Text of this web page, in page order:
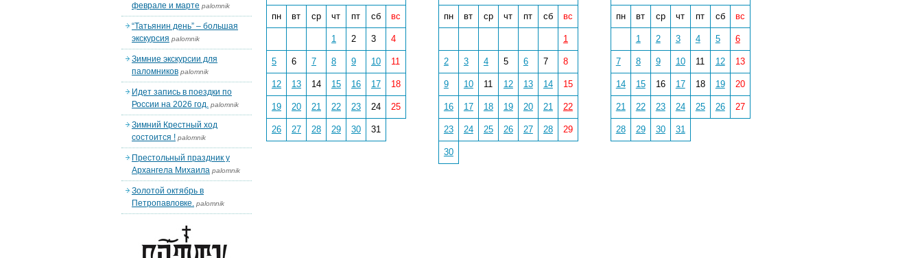
пн вт ср чт пт сб вс
1 2 3 4
5 6 7 8 9 10 11
12 13 14 15 16 17 18
19 20 21 22 23 24 25
26 27 28 29 30 31
пн вт ср чт пт сб вс
1
2 3 4 5 6 7 8
9 10 11 12 13 14 15
16 17 18 19 20 21 22
23 24 25 26 27 28 29
30
пн вт ср чт пт сб вс
1 2 3 4 5 6
7 8 9 10 11 12 13
14 15 16 17 18 19 20
21 22 23 24 25 26 27
28 29 30 31
феврале и марте palomnik
“Татьянин день” – большая
экскурсия palomnik
Зимние экскурсии для
паломников palomnik
Идет запись в поездки по
России на 2026 год. palomnik
Зимний Крестный ход
состоится ! palomnik
Престольный праздник у
Архангела Михаила palomnik
Золотой октябрь в
Петропавловке. palomnik